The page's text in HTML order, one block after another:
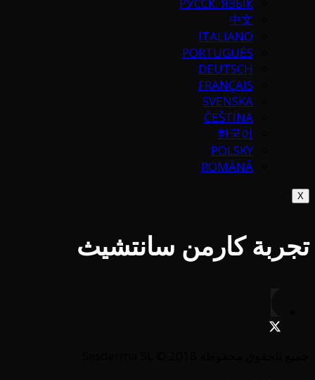
РУССК. ЯЗЫК
中文
ITALIANO
PORTUGUÉS
DEUTSCH
FRANÇAIS
SVENSKA
ČEŠTINA
한국어
POLSKY
ROMÂNĂ
X
تجربة كارمن سانتشيث